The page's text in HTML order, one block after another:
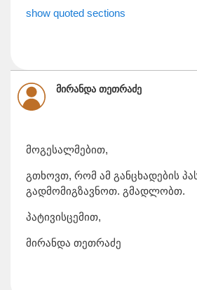
show quoted sections
მირანდა თეთრაძე
მოგესალმებით,
გთხოვთ, რომ ამ განცხადების
გადმომიგზავნოთ. გმადლობთ.
პატივისცემით,
მირანდა თეთრაძე